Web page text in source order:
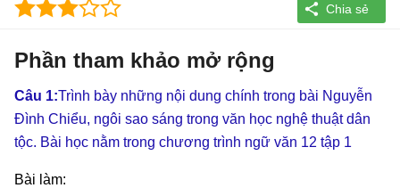
Phần tham khảo mở rộng
Câu 1:Trình bày những nội dung chính trong bài Nguyễn
Đình Chiểu, ngôi sao sáng trong văn học nghệ thuật dân
tộc. Bài học nằm trong chương trình ngữ văn 12 tập 1
Bài làm: